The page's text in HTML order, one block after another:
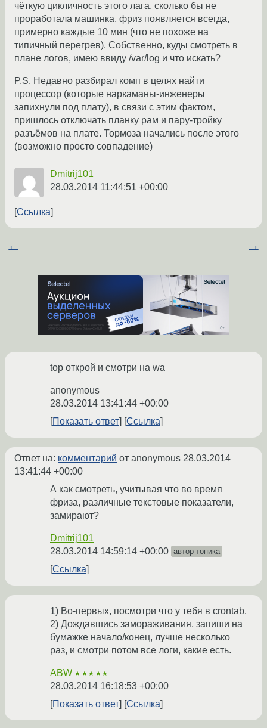
чёткую цикличность этого лага, сколько бы не
проработала машинка, фриз появляется всегда,
примерно каждые 10 мин (что не похоже на
типичный перегрев). Собственно, куды смотреть в
плане логов, имею ввиду /var/log и что искать?
P.S. Недавно разбирал комп в целях найти
процессор (которые наркаманы-инженеры
запихнули под плату), в связи с этим фактом,
пришлось отключать планку рам и пару-тройку
разъёмов на плате. Тормоза начались после этого
(возможно просто совпадение)
Dmitrij101
28.03.2014 11:44:51 +00:00
Ссылка
← →
top открой и смотри на wa
anonymous
28.03.2014 13:41:44 +00:00
Показать ответ
Ссылка
Ответ на: комментарий от anonymous 28.03.2014
13:41:44 +00:00
А как смотреть, учитывая что во время
фриза, различные текстовые показатели,
замирают?
Dmitrij101
28.03.2014 14:59:14 +00:00 автор топика
Ссылка
1) Во-первых, посмотри что у тебя в crontab.
2) Дождавшись замораживания, запиши на
бумажке начало/конец, лучше несколько
раз, и смотри потом все логи, какие есть.
ABW ★★★★★
28.03.2014 16:18:53 +00:00
Показать ответ
Ссылка